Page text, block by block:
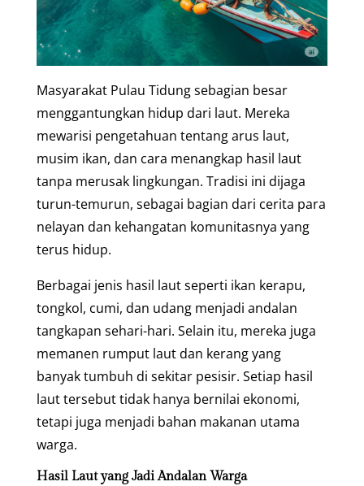
Masyarakat Pulau Tidung sebagian besar
menggantungkan hidup dari laut. Mereka
mewarisi pengetahuan tentang arus laut,
musim ikan, dan cara menangkap hasil laut
tanpa merusak lingkungan. Tradisi ini dijaga
turun-temurun, sebagai bagian dari cerita para
nelayan dan kehangatan komunitasnya yang
terus hidup.
Berbagai jenis hasil laut seperti ikan kerapu,
tongkol, cumi, dan udang menjadi andalan
tangkapan sehari-hari. Selain itu, mereka juga
memanen rumput laut dan kerang yang
banyak tumbuh di sekitar pesisir. Setiap hasil
laut tersebut tidak hanya bernilai ekonomi,
tetapi juga menjadi bahan makanan utama
warga.
Hasil Laut yang Jadi Andalan Warga